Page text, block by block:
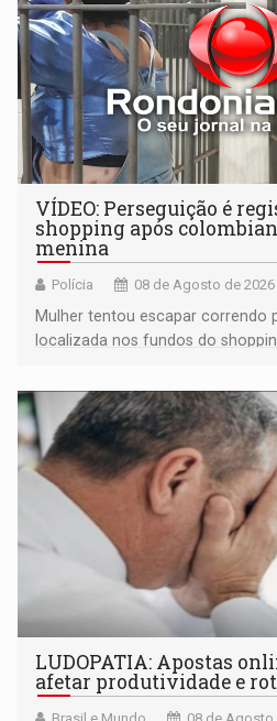
VÍDEO: Perseguição é
shopping após
menina
Polícia 08 de Agosto de 2026
Mulher tentou escapar correndo
localizada nos fundos do
LUDOPATIA: Apostas
afetar produtividade e